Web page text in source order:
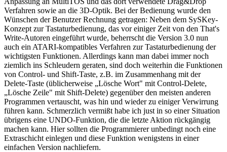
Verfahren sowie an die 3D-Optik. Bei der Bedienung wurde den
Wünschen der Benutzer Rechnung getragen: Neben dem SySKey-
Konzept zur Tastaturbedienung, das vor einiger Zeit von den That's
Write-Autoren eingeführt wurde, beherrscht die Version 3.0 nun
auch ein ATARI-kompatibles Verfahren zur Tastaturbedienung der
wichtigsten Funktionen. Allerdings kann man dabei immer noch
ziemlich ins Schleudern geraten, sind doch weiterhin die Funktionen
von Control- und Shift-Taste, z.B. im Zusammenhang mit der
Delete-Taste (üblicherweise „Lösche Wort" mit Control-Delete,
„Lösche Zeile" mit Shift-Delete) gegenüber den meisten anderen
Programmen vertauscht, was hin und wieder zu einiger Verwirrung
führen kann. Schmerzlich vermißt habe ich just in so einer Situation
übrigens eine UNDO-Funktion, die die letzte Aktion rückgängig
machen kann. Hier sollten die Programmierer unbedingt noch eine
Extraschicht einlegen und diese Funktion wenigstens in einer
einfachen Version nachliefern.